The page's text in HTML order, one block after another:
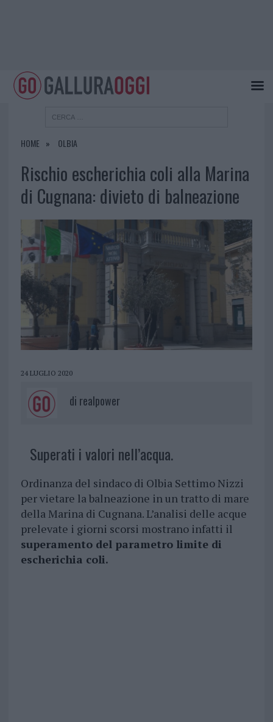
HOME OLBIA
Rischio escherichia coli alla Marina
di Cugnana: divieto di balneazione
24 LUGLIO 2020
di realpower
Superati i valori nell’acqua.
Ordinanza del sindaco di Olbia Settimo Nizzi
per vietare la balneazione in un tratto di mare
della Marina di Cugnana. L’analisi delle acque
prelevate i giorni scorsi mostrano infatti il
superamento del parametro limite di
escherichia coli.